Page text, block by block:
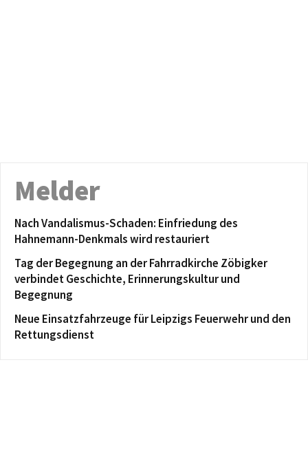
Melder
Nach Vandalismus-Schaden: Einfriedung des
Hahnemann-Denkmals wird restauriert
Tag der Begegnung an der Fahrradkirche Zöbigker
verbindet Geschichte, Erinnerungskultur und
Begegnung
Neue Einsatzfahrzeuge für Leipzigs Feuerwehr und den
Rettungsdienst